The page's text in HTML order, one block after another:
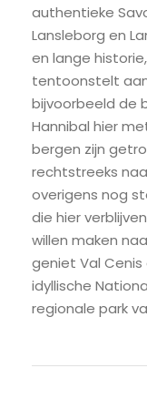
authentieke
Lansleborg en
en lange
tentoonstelt
bijvoorbeeld de
Hannibal hier
bergen zijn
rechtstreeks
overigens nog
die hier
willen maken
geniet Val
idyllische
regionale park